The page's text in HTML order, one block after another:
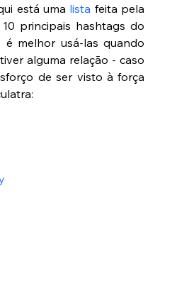
está uma lista feita pela
principais hashtags do
é melhor usá-las quando
alguma relação - caso
de ser visto à força